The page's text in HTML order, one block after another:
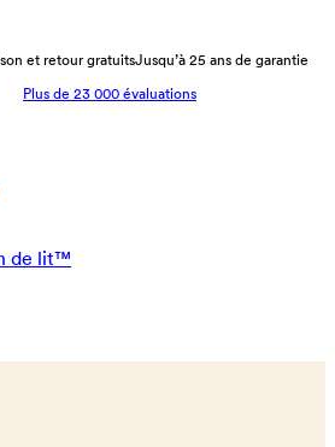
et retour gratuitsJusqu’à 25 ans de garantie
Plus de 23 000 évaluations
de lit™